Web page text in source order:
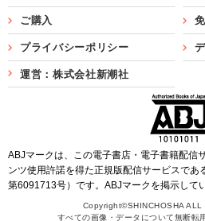
ご購入
プライバシーポリシー
運営：株式会社新潮社
ABJマークは、この電子書店・電子書籍配信
ンツ使用許諾を得た正規版配信サービスであ
第6091713号）です。ABJマークを掲示して
Copyright©SHINCHOSHA ALL
すべての画像・データについて無断転